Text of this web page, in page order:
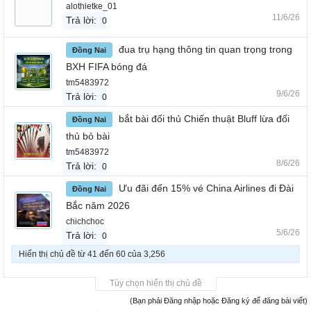
alothietke_01
Trả lời: 0 11/6/26
Đồng Nai
đua trụ hạng thông tin quan trọng trong
BXH FIFA bóng đá
tm5483972
Trả lời: 0 9/6/26
Đồng Nai
bắt bài đối thủ Chiến thuật Bluff lừa đối
thủ bỏ bài
tm5483972
Trả lời: 0 8/6/26
Đồng Nai
Ưu đãi đến 15% vé China Airlines đi Đài
Bắc năm 2026
chichchoc
Trả lời: 0 5/6/26
Hiển thị chủ đề từ 41 đến 60 của 3,256
Tùy chọn hiển thị chủ đề
(Bạn phải Đăng nhập hoặc Đăng ký để đăng bài viết)